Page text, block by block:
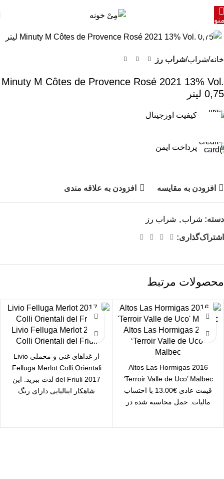
خانه شراب شراب رز
Minuty M Côtes de Provence Rosé 2021 13% Vol.
0,75 لیتر
کیفیت اورجینال
پرداخت ایمن
افزودن به مقایسه افزودن به علاقه مندی
دسته: شراب , شراب رز
اشتراک‌گذاری:
محصولات مرتبط
2016 Altos Las Hormigas
‘Terroir Valle de Uco’
Malbec
2016 Altos Las Hormigas
‘Terroir Valle de Uco’ Malbec
قیمت عادی €13.00 با احتساب
مالیات. حمل محاسبه شده در
2017 Livio Felluga Merlot
Colli Orientali del Friuli
از غذاهای غنی و مخملی Livio
Felluga Merlot Colli Orientali
del Friuli 2017 لذت ببرید. این
شاهکار ایتالیایی دارای رنگ